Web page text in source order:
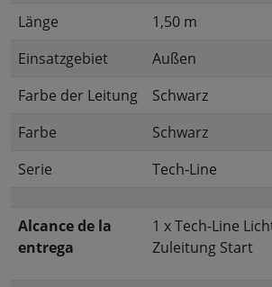
Länge
1,50 m
Einsatzgebiet
Außen
Farbe der Leitung
Schwarz
Farbe
Schwarz
Serie
Tech-Line
Alcance de la
entrega
1 x Tech-Line
Zuleitung Start